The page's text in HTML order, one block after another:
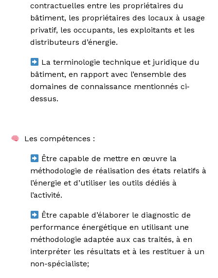
contractuelles entre les propriétaires du
bâtiment, les propriétaires des locaux à usage
privatif, les occupants, les exploitants et les
distributeurs d’énergie.
La terminologie technique et juridique du
bâtiment, en rapport avec l’ensemble des
domaines de connaissance mentionnés ci‐
dessus.
Les compétences :
Être capable de mettre en œuvre la
méthodologie de réalisation des états relatifs à
l’énergie et d’utiliser les outils dédiés à
l’activité.
Être capable d’élaborer le diagnostic de
performance énergétique en utilisant une
méthodologie adaptée aux cas traités, à en
interpréter les résultats et à les restituer à un
non-spécialiste;